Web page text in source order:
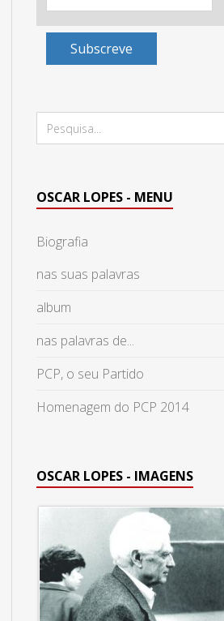
Subscreve
OSCAR LOPES - MENU
Biografia
nas suas palavras
album
nas palavras de...
PCP, o seu Partido
Homenagem do PCP 2014
OSCAR LOPES - IMAGENS